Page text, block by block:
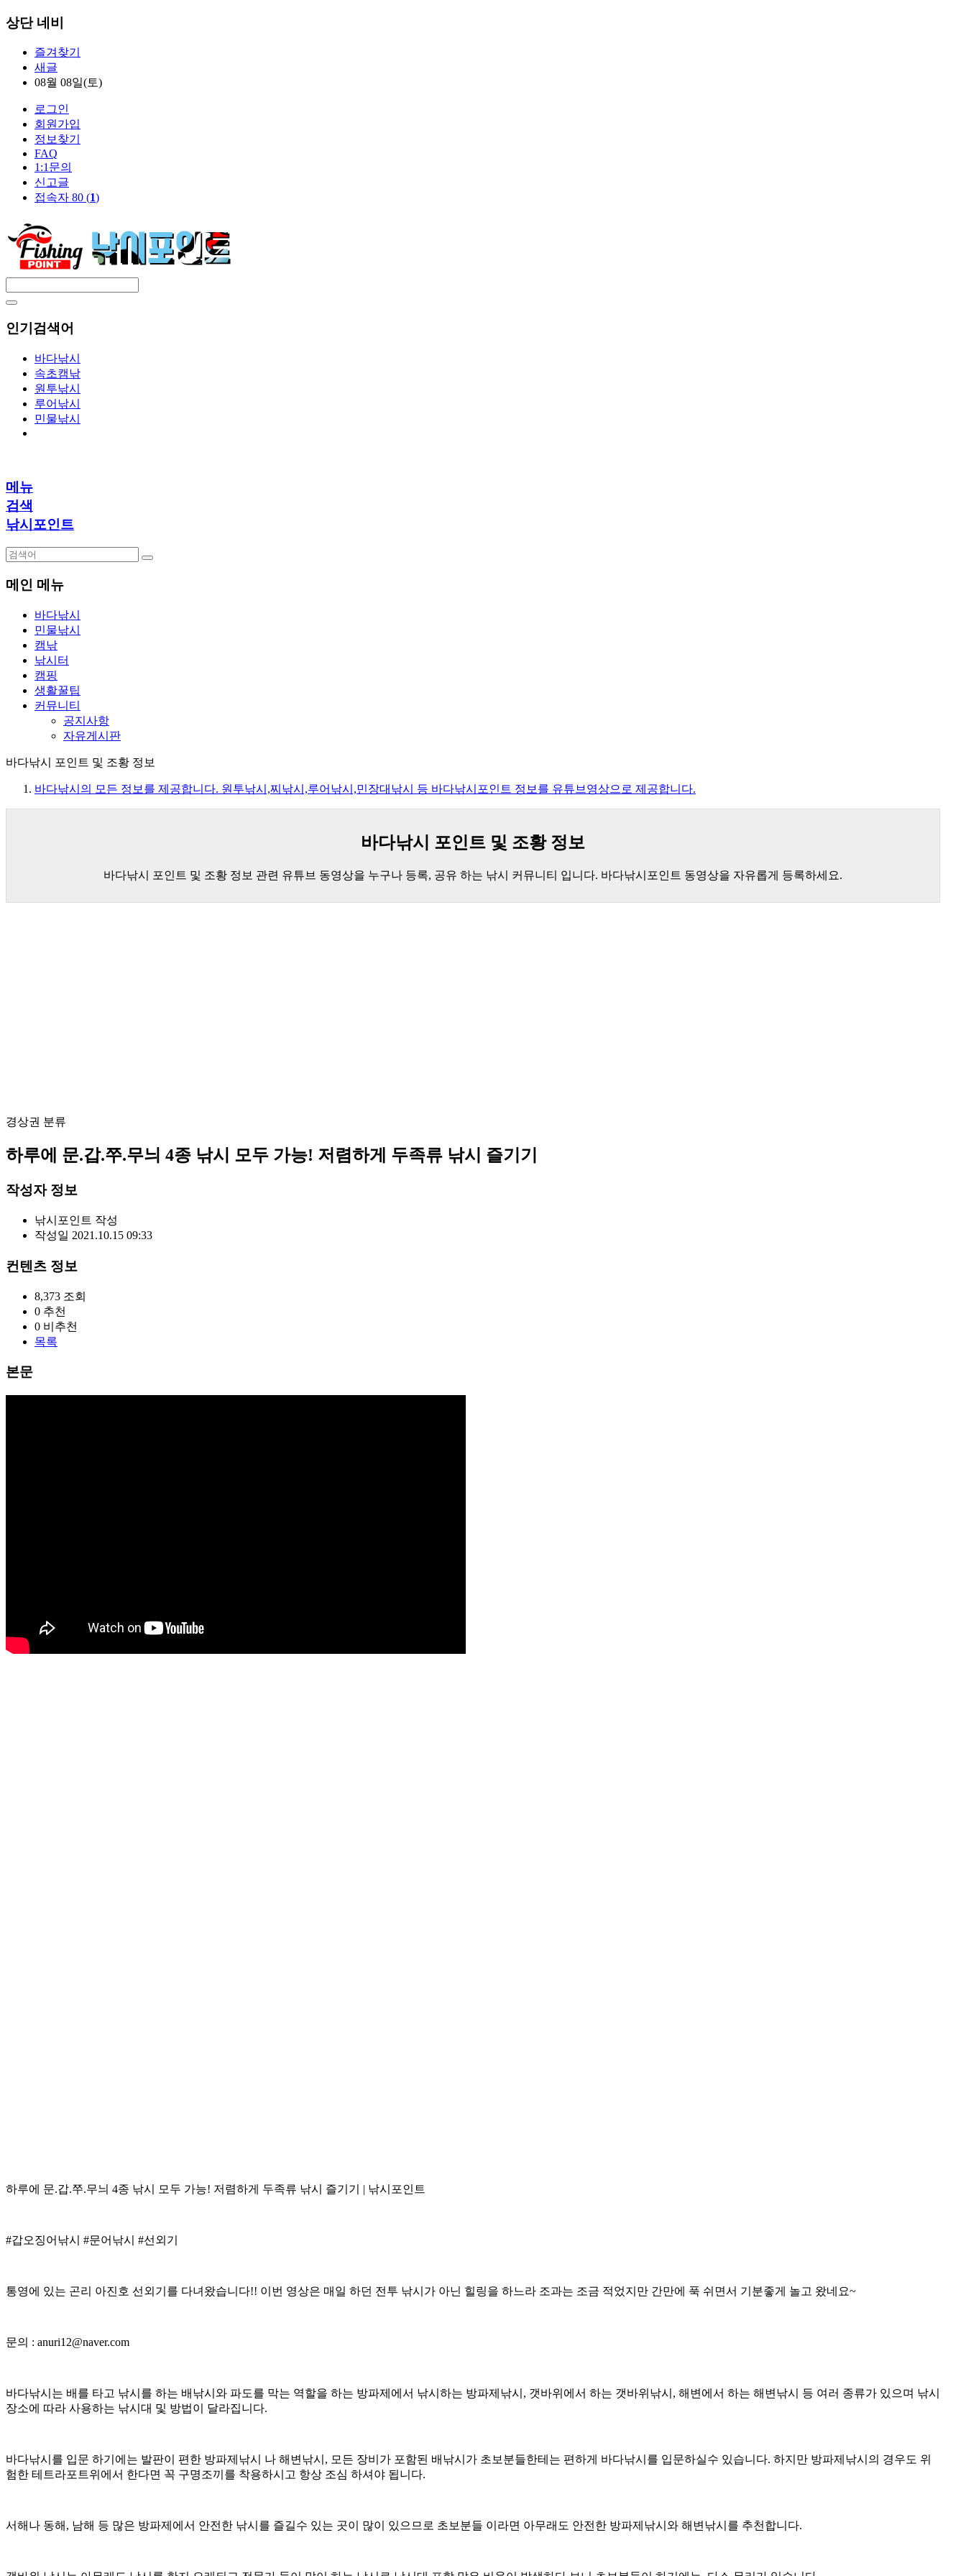
상단 네비
즐겨찾기
새글
08월 08일(토)
로그인
회원가입
정보찾기
FAQ
1:1문의
신고글
접속자 80 (1)
인기검색어
바다낚시
속초캠낚
원투낚시
루어낚시
민물낚시
메뉴
검색
낚시포인트
메인 메뉴
바다낚시
민물낚시
캠낚
낚시터
캠핑
생활꿀팁
커뮤니티
공지사항
자유게시판
바다낚시 포인트 및 조황 정보
바다낚시의 모든 정보를 제공합니다. 원투낚시,찌낚시,루어낚시,민장대낚시 등 바다낚시포인트 정보를 유튜브영상으로 제공합니다.
바다낚시 포인트 및 조황 정보
바다낚시 포인트 및 조황 정보 관련 유튜브 동영상을 누구나 등록, 공유 하는 낚시 커뮤니티 입니다. 바다낚시포인트 동영상을 자유롭게 등록하세요.
경상권 분류
하루에 문.갑.쭈.무늬 4종 낚시 모두 가능! 저렴하게 두족류 낚시 즐기기
작성자 정보
낚시포인트 작성
작성일 2021.10.15 09:33
컨텐츠 정보
8,373 조회
0 추천
0 비추천
목록
본문
하루에 문.갑.쭈.무늬 4종 낚시 모두 가능! 저렴하게 두족류 낚시 즐기기 | 낚시포인트
#갑오징어낚시 #문어낚시 #선외기
통영에 있는 곤리 아진호 선외기를 다녀왔습니다!! 이번 영상은 매일 하던 전투 낚시가 아닌 힐링을 하느라 조과는 조금 적었지만 간만에 푹 쉬면서 기분좋게 놀고 왔네요~
문의 : anuri12@naver.com
바다낚시는 배를 타고 낚시를 하는 배낚시와 파도를 막는 역할을 하는 방파제에서 낚시하는 방파제낚시, 갯바위에서 하는 갯바위낚시, 해변에서 하는 해변낚시 등 여러 종류가 있으며 낚시
장소에 따라 사용하는 낚시대 및 방법이 달라집니다.
바다낚시를 입문 하기에는 발판이 편한 방파제낚시 나 해변낚시, 모든 장비가 포함된 배낚시가 초보분들한테는 편하게 바다낚시를 입문하실수 있습니다. 하지만 방파제낚시의 경우도 위
험한 테트라포트위에서 한다면 꼭 구명조끼를 착용하시고 항상 조심 하셔야 됩니다.
서해나 동해, 남해 등 많은 방파제에서 안전한 낚시를 즐길수 있는 곳이 많이 있으므로 초보분들 이라면 아무래도 안전한 방파제낚시와 해변낚시를 추천합니다.